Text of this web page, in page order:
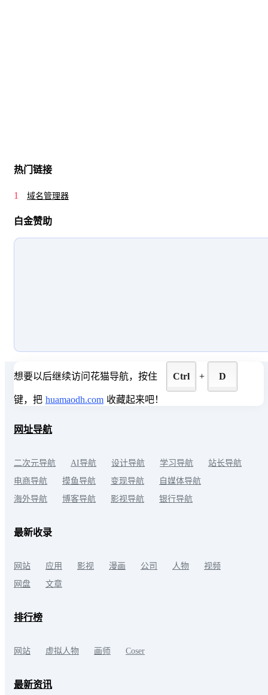
热门链接
1 域名管理器
白金赞助
想要以后继续访问花猫导航，按住 Ctrl + D
键，把 huamaodh.com 收藏起来吧！
网址导航
二次元导航 AI导航 设计导航 学习导航
站长导航
电商导航
摸鱼导航 变现导航
自媒体导航
海外导航
博客导航 影视导航 银行导航
最新收录
网站 应用 影视 漫画 公司 人物
视频
网盘
文章
排行榜
网站 虚拟人物 画师 Coser
最新资讯